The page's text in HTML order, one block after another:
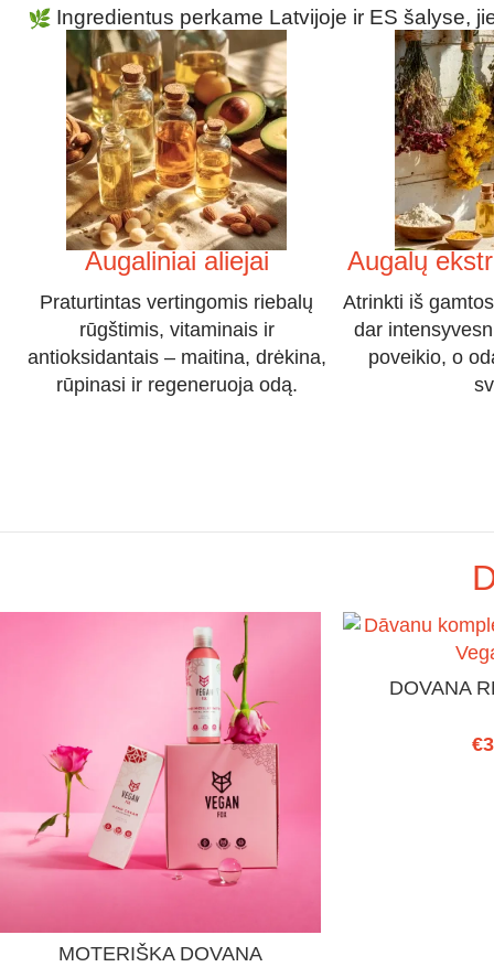
Ingredientus perkame Latvijoje ir ES šalyse,
Augaliniai aliejai
Praturtintas vertingomis riebalų
rūgštimis, vitaminais ir
antioksidantais – maitina, drėkina,
rūpinasi ir regeneruoja odą.
Augalų
Atrinkti iš
dar
poveikio, o
MOTERIŠKA DOVANA
DOVANA
€